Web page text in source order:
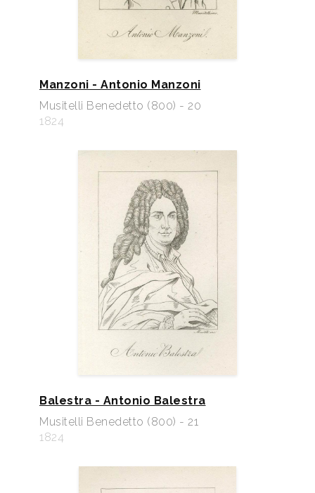
Manzoni - Antonio Manzoni
Musitelli Benedetto (800) - 20
1824
Balestra - Antonio Balestra
Musitelli Benedetto (800) - 21
1824